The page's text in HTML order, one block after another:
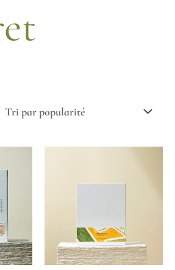
Ce
choisies
sur
la